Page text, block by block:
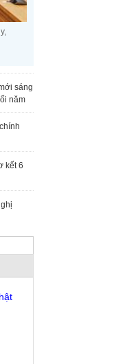
sáng
năm
kết 6